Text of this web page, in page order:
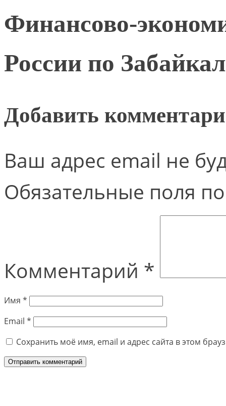
Финансово-
России по
Добавить
Ваш адрес email не
Обязательные поля
Комментарий *
Имя *
Email *
Сохранить моё имя, email и адрес сайта в этом